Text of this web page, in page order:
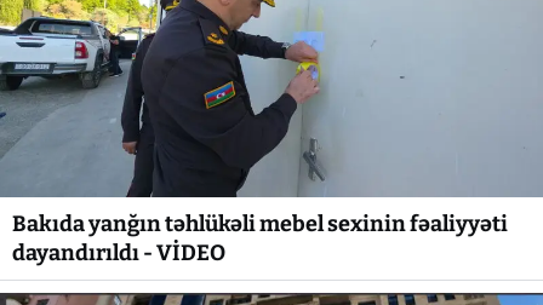
Bakıda yanğın təhlükəli mebel sexinin fəaliyyəti
dayandırıldı - VİDEO